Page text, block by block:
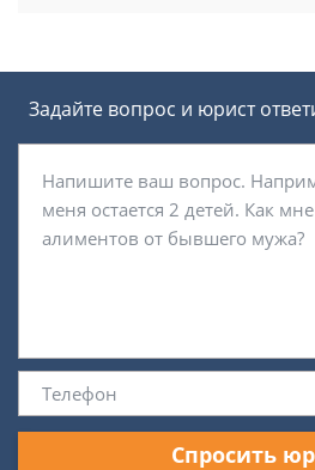
Задайте вопрос и юрист
Спросить